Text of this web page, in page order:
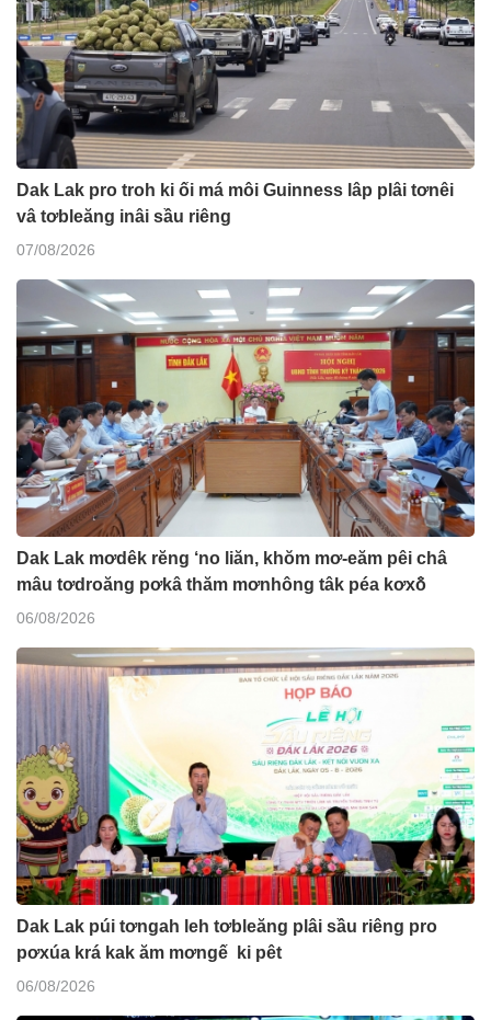
Dak Lak pro troh ki ối má môi Guinness lâp plâi tơnêi
vâ tơbleăng inâi sầu riêng
07/08/2026
Dak Lak mơdêk rĕng ‘no liăn, khŏm mơ-eăm pêi châ
mâu tơdroăng pơkâ thăm mơnhông tâk péa kơxô̆
06/08/2026
Dak Lak púi tơngah leh tơbleăng plâi sầu riêng pro
pơxúa krá kak ăm mơngế ki pêt
06/08/2026